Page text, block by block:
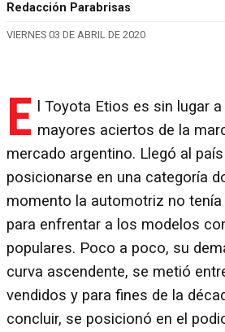
Redacción Parabrisas
VIERNES 03 DE ABRIL DE 2020
E
l Toyota Etios es sin lugar
mayores aciertos de la
mercado argentino. Llegó al
posicionarse en una categoría
momento la automotriz no tenía
para enfrentar a los modelos
populares. Poco a poco, su
curva ascendente, se metió
vendidos y para fines de la
concluir, se posicionó en el